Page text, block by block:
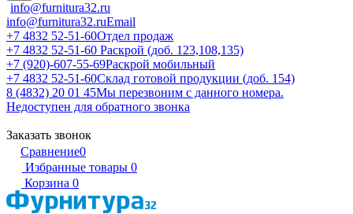
info@furnitura32.ru
info@furnitura32.ruEmail
+7 4832 52-51-60Отдел продаж
+7 4832 52-51-60 Раскрой (доб. 123,108,135)
+7 (920)-607-55-69Раскрой мобильный
+7 4832 52-51-60Склад готовой продукции (доб. 154)
8 (4832) 20 01 45Мы перезвоним с данного номера.
Недоступен для обратного звонка
Заказать звонок
Сравнение0
Избранные товары 0
Корзина 0